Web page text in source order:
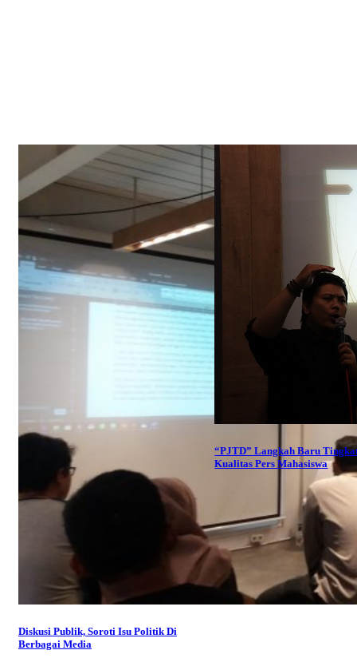
Diskusi Publik, Soroti Isu Politik Di
Berbagai Media
“PJTD” Langkah Baru
Kualitas Pers Mahasiswa